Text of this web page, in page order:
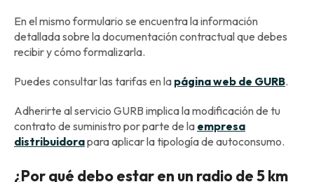
En el mismo formulario se encuentra la información
detallada sobre la documentación contractual que debes
recibir y cómo formalizarla.
Puedes consultar las tarifas en la página web de GURB.
Adherirte al servicio GURB implica la modificación de tu
contrato de suministro por parte de la empresa
distribuidorapara aplicar la tipología de autoconsumo.
¿Por qué debo estar en un radio de 5 km